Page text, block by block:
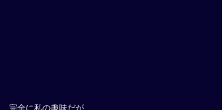
完全に私の趣味だが